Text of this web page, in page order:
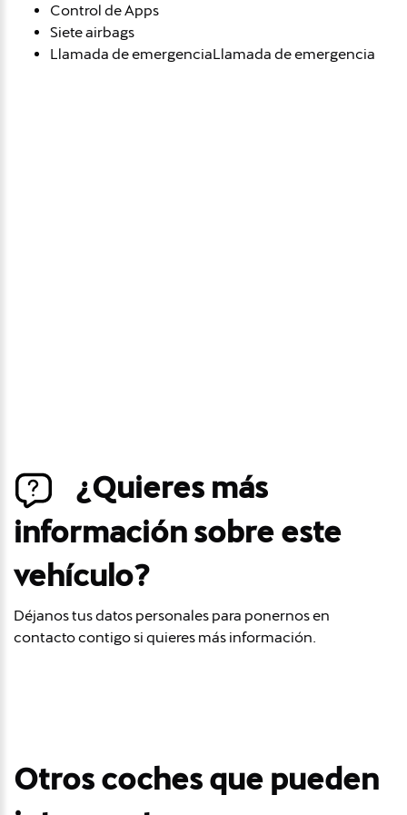
Control de Apps
Siete airbags
Llamada de emergenciaLlamada de emergencia
¿Quieres más
información sobre este
vehículo?
Déjanos tus datos personales para ponernos en
contacto contigo si quieres más información.
Otros coches que pueden